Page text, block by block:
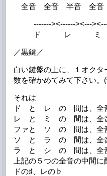
全音 全音 半音 全
-------><------><---
ド レ ミ
／黒鍵／
白い鍵盤の上に、１オクタ
数を確かめてみて下さい。
それは
ド と レ の 間は、全
レ と ミ の 間は、全
ファと ソ の 間は、全
ソ と ラ の 間は、全
ラ と シ の 間は、全
上記の５つの全音の中間
ドの♯、レの♭